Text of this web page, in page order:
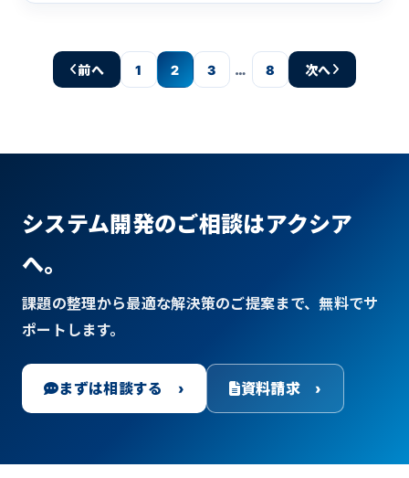
前へ 1 2 3 … 8 次へ
システム開発のご相談はアクシア
へ。
課題の整理から最適な解決策のご提案まで、無料でサ
ポートします。
まずは相談する › 資料請求 ›